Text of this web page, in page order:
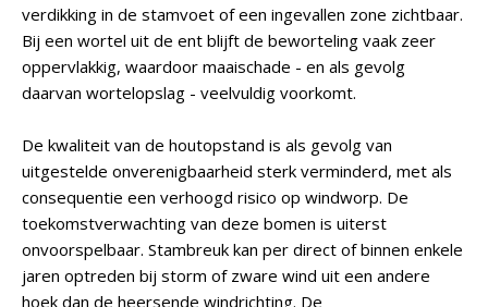
verdikking in de stamvoet of een ingevallen zone zichtbaar.
Bij een wortel uit de ent blijft de beworteling vaak zeer
oppervlakkig, waardoor maaischade - en als gevolg
daarvan wortelopslag - veelvuldig voorkomt.
De kwaliteit van de houtopstand is als gevolg van
uitgestelde onverenigbaarheid sterk verminderd, met als
consequentie een verhoogd risico op windworp. De
toekomstverwachting van deze bomen is uiterst
onvoorspelbaar. Stambreuk kan per direct of binnen enkele
jaren optreden bij storm of zware wind uit een andere
hoek dan de heersende windrichting. De